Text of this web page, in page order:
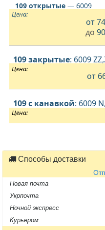
109 открытые — 6009
Цена:
от
до
109 закрытые: 6009
Цена:
от
109 с канавкой: 6009
Цена:
Способы доставки
Новая почта
Укрпочта
Ночной экспресс
Курьером